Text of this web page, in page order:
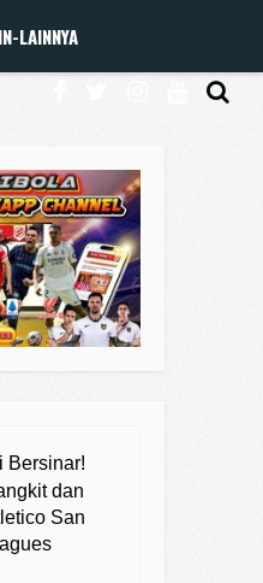
LAINNYA
Bersinar!
dan
San